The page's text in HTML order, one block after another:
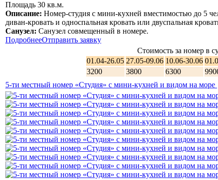
Площадь 30 кв.м.
Описание: Номер-студия с мини-кухней вместимостью до 5
диван-кровать и односпальная кровать или двуспальная
Санузел: Санузел совмещенный в номере.
ПодробнееОтправить заявку
Стоимость за номер в
01.04-26.05 27.05-09.06 10.06-30.06
3200
3800 6300
5-ти местный номер «Студия» с мини-кухней и видом на море